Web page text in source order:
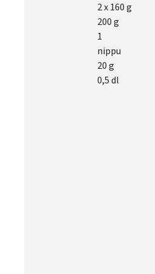
2 x 160 g
200 g
1
nippu
20 g
0,5 dl